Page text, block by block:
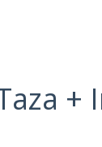
+